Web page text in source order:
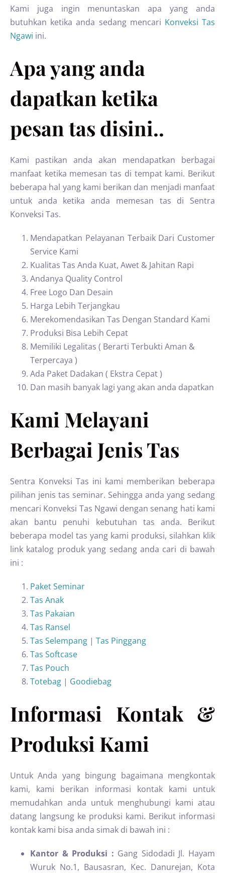
Kami juga ingin menuntaskan apa yang anda
butuhkan ketika anda sedang mencari Konveksi Tas
Ngawi ini.
Apa yang anda
dapatkan ketika
pesan tas disini..
Kami pastikan anda akan mendapatkan berbagai
manfaat ketika memesan tas di tempat kami. Berikut
beberapa hal yang kami berikan dan menjadi manfaat
untuk anda ketika anda memesan tas di Sentra
Konveksi Tas.
Mendapatkan Pelayanan Terbaik Dari Customer
Service Kami
Kualitas Tas Anda Kuat, Awet & Jahitan Rapi
Andanya Quality Control
Free Logo Dan Desain
Harga Lebih Terjangkau
Merekomendasikan Tas Dengan Standard Kami
Produksi Bisa Lebih Cepat
Memiliki Legalitas ( Berarti Terbukti Aman &
Terpercaya )
Ada Paket Dadakan ( Ekstra Cepat )
Dan masih banyak lagi yang akan anda dapatkan
Kami Melayani
Berbagai Jenis Tas
Sentra Konveksi Tas ini kami memberikan beberapa
pilihan jenis tas seminar. Sehingga anda yang sedang
mencari Konveksi Tas Ngawi dengan senang hati kami
akan bantu penuhi kebutuhan tas anda. Berikut
beberapa model tas yang kami produksi, silahkan klik
link katalog produk yang sedang anda cari di bawah
ini :
Paket Seminar
Tas Anak
Tas Pakaian
Tas Ransel
Tas Selempang | Tas Pinggang
Tas Softcase
Tas Pouch
Totebag | Goodiebag
Informasi Kontak &
Produksi Kami
Untuk Anda yang bingung bagaimana mengkontak
kami, kami berikan informasi kontak kami untuk
memudahkan anda untuk menghubungi kami atau
datang langsung ke produksi kami. Berikut informasi
kontak kami bisa anda simak di bawah ini :
Kantor & Produksi : Gang Sidodadi Jl. Hayam
Wuruk No.1, Bausasran, Kec. Danurejan, Kota